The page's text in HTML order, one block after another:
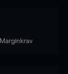
Marginkrav